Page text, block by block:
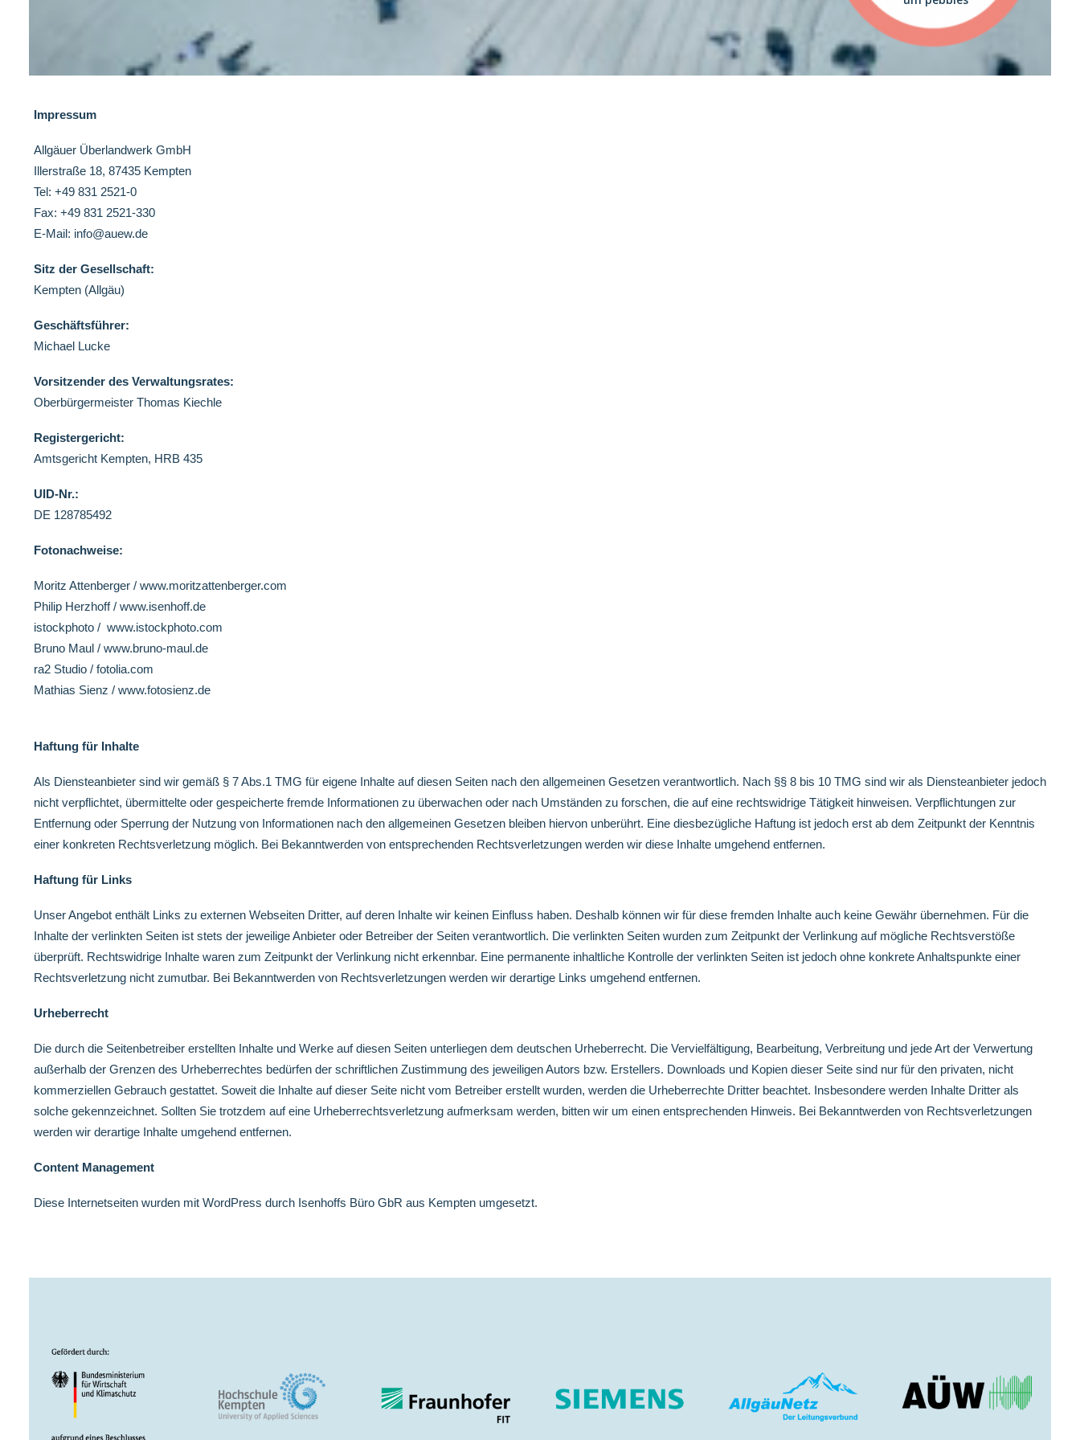
Impressum
Allgäuer Überlandwerk GmbH
Illerstraße 18, 87435 Kempten
Tel: +49 831 2521-0
Fax: +49 831 2521-330
E-Mail: info@auew.de
Sitz der Gesellschaft:
Kempten (Allgäu)
Geschäftsführer:
Michael Lucke
Vorsitzender des Verwaltungsrates:
Oberbürgermeister Thomas Kiechle
Registergericht:
Amtsgericht Kempten, HRB 435
UID-Nr.:
DE 128785492
Fotonachweise:
Moritz Attenberger / www.moritzattenberger.com
Philip Herzhoff / www.isenhoff.de
istockphoto / www.istockphoto.com
Bruno Maul / www.bruno-maul.de
ra2 Studio / fotolia.com
Mathias Sienz / www.fotosienz.de
Haftung für Inhalte
Als Diensteanbieter sind wir gemäß § 7 Abs.1 TMG für eigene Inhalte auf diesen Seiten nach den allgemeinen Gesetzen verantwortlich. Nach §§ 8 bis 10 TMG sind wir als Diensteanbieter jedoch
nicht verpflichtet, übermittelte oder gespeicherte fremde Informationen zu überwachen oder nach Umständen zu forschen, die auf eine rechtswidrige Tätigkeit hinweisen. Verpflichtungen zur
Entfernung oder Sperrung der Nutzung von Informationen nach den allgemeinen Gesetzen bleiben hiervon unberührt. Eine diesbezügliche Haftung ist jedoch erst ab dem Zeitpunkt der Kenntnis
einer konkreten Rechtsverletzung möglich. Bei Bekanntwerden von entsprechenden Rechtsverletzungen werden wir diese Inhalte umgehend entfernen.
Haftung für Links
Unser Angebot enthält Links zu externen Webseiten Dritter, auf deren Inhalte wir keinen Einfluss haben. Deshalb können wir für diese fremden Inhalte auch keine Gewähr übernehmen. Für die
Inhalte der verlinkten Seiten ist stets der jeweilige Anbieter oder Betreiber der Seiten verantwortlich. Die verlinkten Seiten wurden zum Zeitpunkt der Verlinkung auf mögliche Rechtsverstöße
überprüft. Rechtswidrige Inhalte waren zum Zeitpunkt der Verlinkung nicht erkennbar. Eine permanente inhaltliche Kontrolle der verlinkten Seiten ist jedoch ohne konkrete Anhaltspunkte einer
Rechtsverletzung nicht zumutbar. Bei Bekanntwerden von Rechtsverletzungen werden wir derartige Links umgehend entfernen.
Urheberrecht
Die durch die Seitenbetreiber erstellten Inhalte und Werke auf diesen Seiten unterliegen dem deutschen Urheberrecht. Die Vervielfältigung, Bearbeitung, Verbreitung und jede Art der Verwertung
außerhalb der Grenzen des Urheberrechtes bedürfen der schriftlichen Zustimmung des jeweiligen Autors bzw. Erstellers. Downloads und Kopien dieser Seite sind nur für den privaten, nicht
kommerziellen Gebrauch gestattet. Soweit die Inhalte auf dieser Seite nicht vom Betreiber erstellt wurden, werden die Urheberrechte Dritter beachtet. Insbesondere werden Inhalte Dritter als
solche gekennzeichnet. Sollten Sie trotzdem auf eine Urheberrechtsverletzung aufmerksam werden, bitten wir um einen entsprechenden Hinweis. Bei Bekanntwerden von Rechtsverletzungen
werden wir derartige Inhalte umgehend entfernen.
Content Management
Diese Internetseiten wurden mit WordPress durch Isenhoffs Büro GbR aus Kempten umgesetzt.